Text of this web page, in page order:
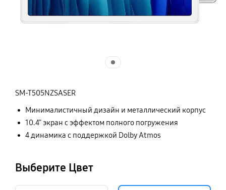
SM-T505NZSASER
Минималистичный дизайн и металлический корпус
10.4" экран с эффектом полного погружения
4 динамика с поддержкой Dolby Atmos
Выберите Цвет